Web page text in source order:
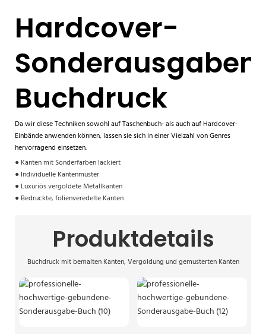
Hardcover-
Sonderausgaben
Buchdruck
Da wir diese Techniken sowohl auf Taschenbuch- als auch auf Hardcover-
Einbände anwenden können, lassen sie sich in einer Vielzahl von Genres
hervorragend einsetzen.
● Kanten mit Sonderfarben lackiert
● Individuelle Kantenmuster
● Luxuriös vergoldete Metallkanten
● Bedruckte, folienveredelte Kanten
Produktdetails
Buchdruck mit bemalten Kanten, Vergoldung und gemusterten Kanten